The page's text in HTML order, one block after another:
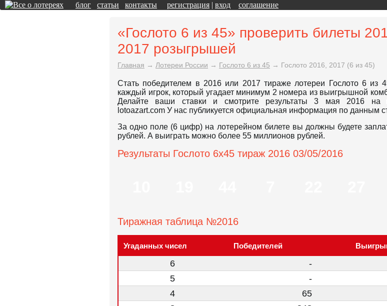
блог статьи контакты регистрация | вход соглашение
«Гослото 6 из 45» проверить билеты
2017 розыгрышей
Главная → Лотереи России → Гослото 6 из 45 → Гослото 2016, 2017 (6 из 45)
Стать победителем в 2016 или 2017 тираже лотереи Гослото 6 из
каждый игрок, который угадает минимум 2 номера из выигрышной
Делайте ваши ставки и смотрите результаты 3 мая 2016 на
lotoazart.com У нас публикуется официальная информация по данным
За одно поле (6 цифр) на лотерейном билете вы должны будете
рублей. А выиграть можно более 55 миллионов рублей.
Результаты Гослото 6x45 тираж 2016 03/05/2016
Тиражная таблица №2016
Угаданных чисел Победителей
6 -
5
-
4
65